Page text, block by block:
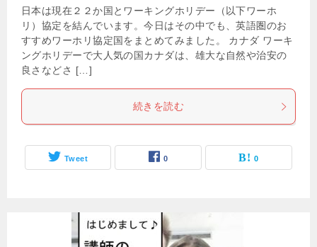
日本は現在２２か国とワーキングホリデー（以下ワーホ
リ）協定を結んでいます。今日はその中でも、英語圏のお
すすめワーホリ協定国をまとめてみました。 カナダ ワーキ
ングホリデーで大人気の国カナダは、雄大な自然や治安の
良さなどさ […]
続きを読む
Tweet 0 0